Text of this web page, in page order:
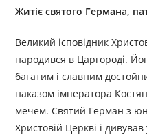
Житіє святого Германа,
Великий ісповідник
народився в Царгороді.
багатим і славним
наказом імператора
мечем. Святий Герман з
Христовій Церкві і